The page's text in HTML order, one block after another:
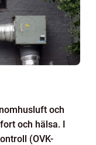
och
och hälsa. I
(OVK-